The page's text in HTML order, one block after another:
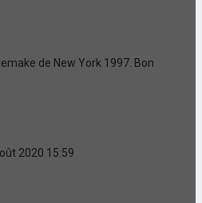
de New York 1997. Bon
2020 15:59